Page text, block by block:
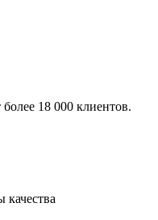
18 000 клиентов.